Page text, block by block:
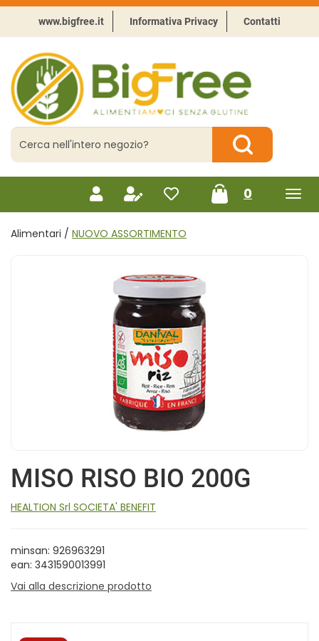
Passa
contenuto
principale
www.bigfree.it Informativa Privacy Contatti
BigFree
-
Punto
celiachia
Cerca
Prodotto
Cerca Prodotto
0prodotti
inseriti
Alimentari / NUOVO ASSORTIMENTO
MISO RISO BIO 200G
HEALTION Srl SOCIETA' BENEFIT
minsan: 926963291
ean: 3431590013991
Vai alla descrizione prodotto